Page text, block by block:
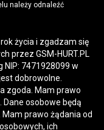
należy odnaleźć
życia i zgadzam się
przez GSM-HURT.PL
NIP: 7471928099 w
dobrowolne.
zgoda. Mam prawo
osobowe będą
prawo żądania od
ich